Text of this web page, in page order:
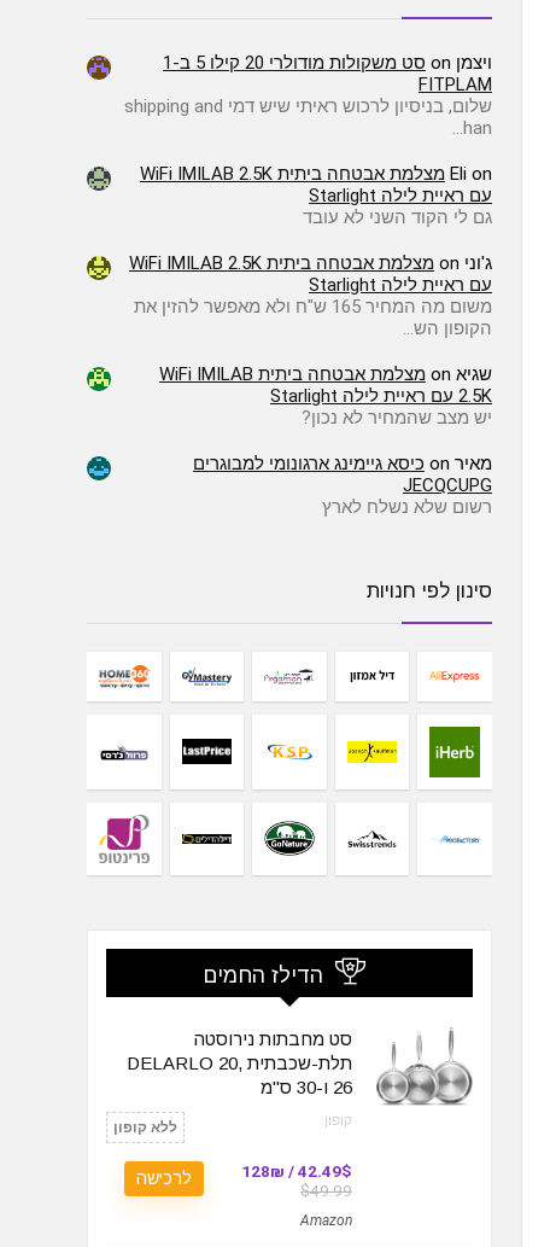
ויצמן on
סט משקולות מודולרי 20 קילו 5 ב-1
FITPLAM
שלום, בניסיון לרכוש ראיתי שיש דמי shipping and
han…
Eli on
מצלמת אבטחה ביתית WiFi IMILAB 2.5K
עם ראיית לילה Starlight
גם לי הקוד השני לא עובד
ג'וני on
מצלמת אבטחה ביתית WiFi IMILAB 2.5K
עם ראיית לילה Starlight
משום מה המחיר 165 ש"ח ולא מאפשר להזין את
הקופון הש…
שגיא on
מצלמת אבטחה ביתית WiFi IMILAB
2.5K עם ראיית לילה Starlight
יש מצב שהמחיר לא נכון?
מאיר on כיסא גיימינג ארגונומי למבוגרים
JECQCUPG
רשום שלא נשלח לארץ
סינון לפי חנויות
הדילז החמים
סט מחבתות נירוסטה
תלת-שכבתית DELARLO 20,
26 ו-30 ס"מ
קופון: ללא קופון
42.49$ / 128₪
$49.99
Amazon
לרכישה